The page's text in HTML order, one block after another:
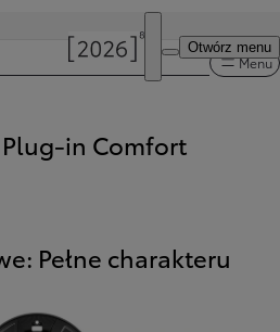
Otwórz menu
Menu
in Comfort
Pełne charakteru